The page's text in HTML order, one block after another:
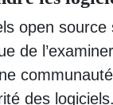
open
de
des